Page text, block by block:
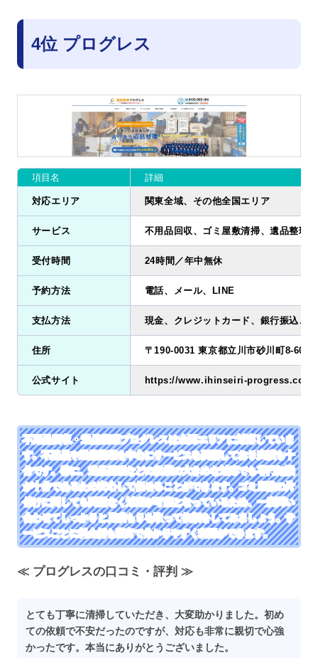
4位 プログレス
項目名 詳細
対応エリア 関東全域、その他全国エリア
サービス 不用品回収、ゴミ屋敷清掃、遺品整理
受付時間 24時間／年中無休
予約方法 電話、メール、LINE
支払方法 現金、クレジットカード、銀行振込、
住所 〒190-0031 東京都立川市砂川町8-60-16
公式サイト https://www.ihinseiri-progress.com/
不用品回収・遺品整理プログレスは全国エリアに対応していま
す。不用品や遺品整理を中心にサービスを展開しており実績も十
分です。特に、遺品整理などの規模の大きめな対応でも専門知識
が十分であるため安心して任せることができます。ゴミ屋敷の片
付けに関しても問題なく対応が可能となっているため、一度問い
合わせてしっかりと見積もりを取って依頼をしてみましょう。サ
ービスごとに料金例も豊富で分かりやすく利用ができます。
≪ プログレスの口コミ・評判 ≫
とても丁寧に清掃していただき、大変助かりました。初め
ての依頼で不安だったのですが、対応も非常に親切で心強
かったです。本当にありがとうございました。